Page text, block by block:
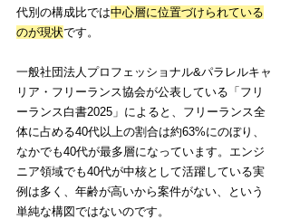
代別の構成比では中心層に位置づけられている
のが現状です。
一般社団法人プロフェッショナル&パラレルキャ
リア・フリーランス協会が公表している「フリ
ーランス白書2025」によると、フリーランス全
体に占める40代以上の割合は約63%にのぼり、
なかでも40代が最多層になっています。エンジ
ニア領域でも40代が中核として活躍している実
例は多く、年齢が高いから案件がない、という
単純な構図ではないのです。